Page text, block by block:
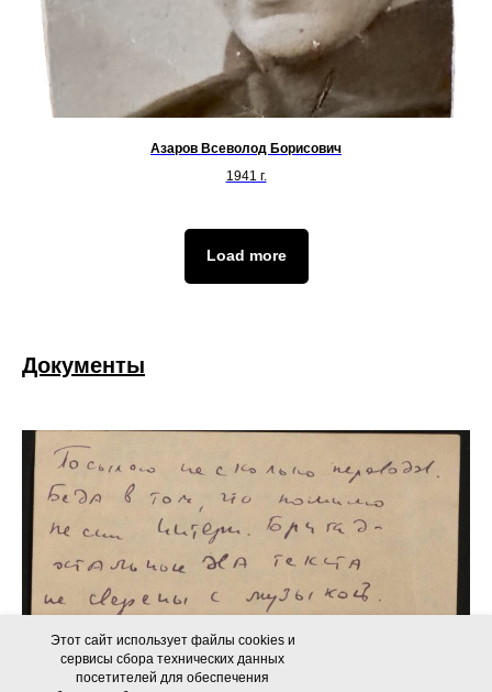
Азаров Всеволод Борисович
1941 г.
Load more
Документы
Этот сайт использует файлы cookies и
сервисы сбора технических данных
посетителей для обеспечения